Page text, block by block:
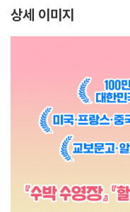
상세 이미지